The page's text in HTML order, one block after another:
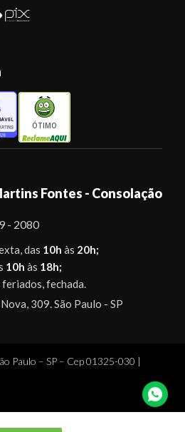
ÓTIMO
Fontes - Consolação
- 2080
das 10h às 20h;
10h às 18h;
fechada.
309. São Paulo - SP
Paulo – SP – Cep 01325-030 |